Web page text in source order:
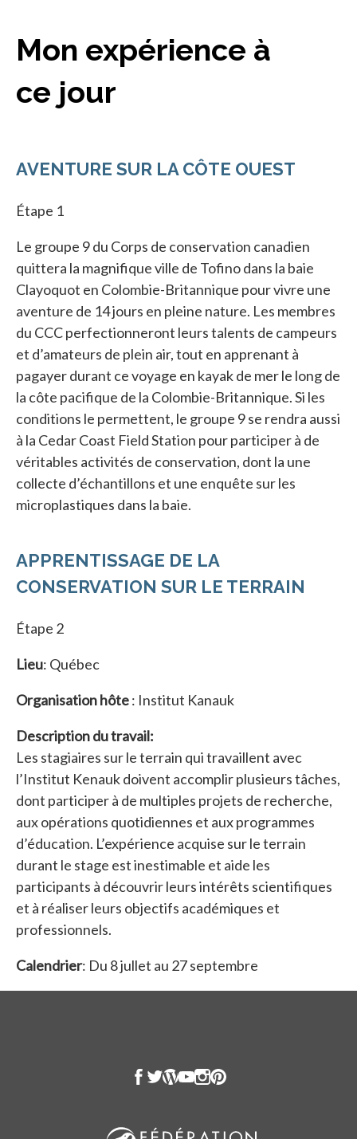
Mon expérience à
ce jour
AVENTURE SUR LA CÔTE OUEST
Étape 1
Le groupe 9 du Corps de conservation canadien
quittera la magnifique ville de Tofino dans la baie
Clayoquot en Colombie-Britannique pour vivre une
aventure de 14 jours en pleine nature. Les membres
du CCC perfectionneront leurs talents de campeurs
et d’amateurs de plein air, tout en apprenant à
pagayer durant ce voyage en kayak de mer le long de
la côte pacifique de la Colombie-Britannique. Si les
conditions le permettent, le groupe 9 se rendra aussi
à la Cedar Coast Field Station pour participer à de
véritables activités de conservation, dont la une
collecte d’échantillons et une enquête sur les
microplastiques dans la baie.
APPRENTISSAGE DE LA
CONSERVATION SUR LE TERRAIN
Étape 2
Lieu: Québec
Organisation hôte: Institut Kanauk
Description du travail:
Les stagiaires sur le terrain qui travaillent avec
l’Institut Kenauk doivent accomplir plusieurs tâches,
dont participer à de multiples projets de recherche,
aux opérations quotidiennes et aux programmes
d’éducation. L’expérience acquise sur le terrain
durant le stage est inestimable et aide les
participants à découvrir leurs intérêts scientifiques
et à réaliser leurs objectifs académiques et
professionnels.
Calendrier: Du 8 jullet au 27 septembre